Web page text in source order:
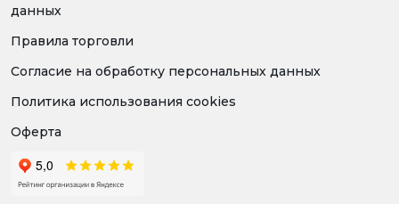
данных
Правила торговли
Согласие на обработку персональных данных
Политика использования cookies
Оферта